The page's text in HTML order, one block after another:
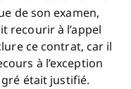
de son examen,
recourir à l’appel
ce contrat, car il
à l’exception
était justifié.